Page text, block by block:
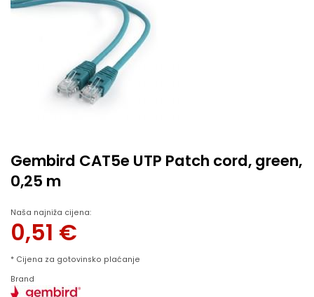
Gembird CAT5e UTP Patch cord, green,
0,25 m
Naša najniža cijena:
0,51 €
* Cijena za gotovinsko plaćanje
Brand